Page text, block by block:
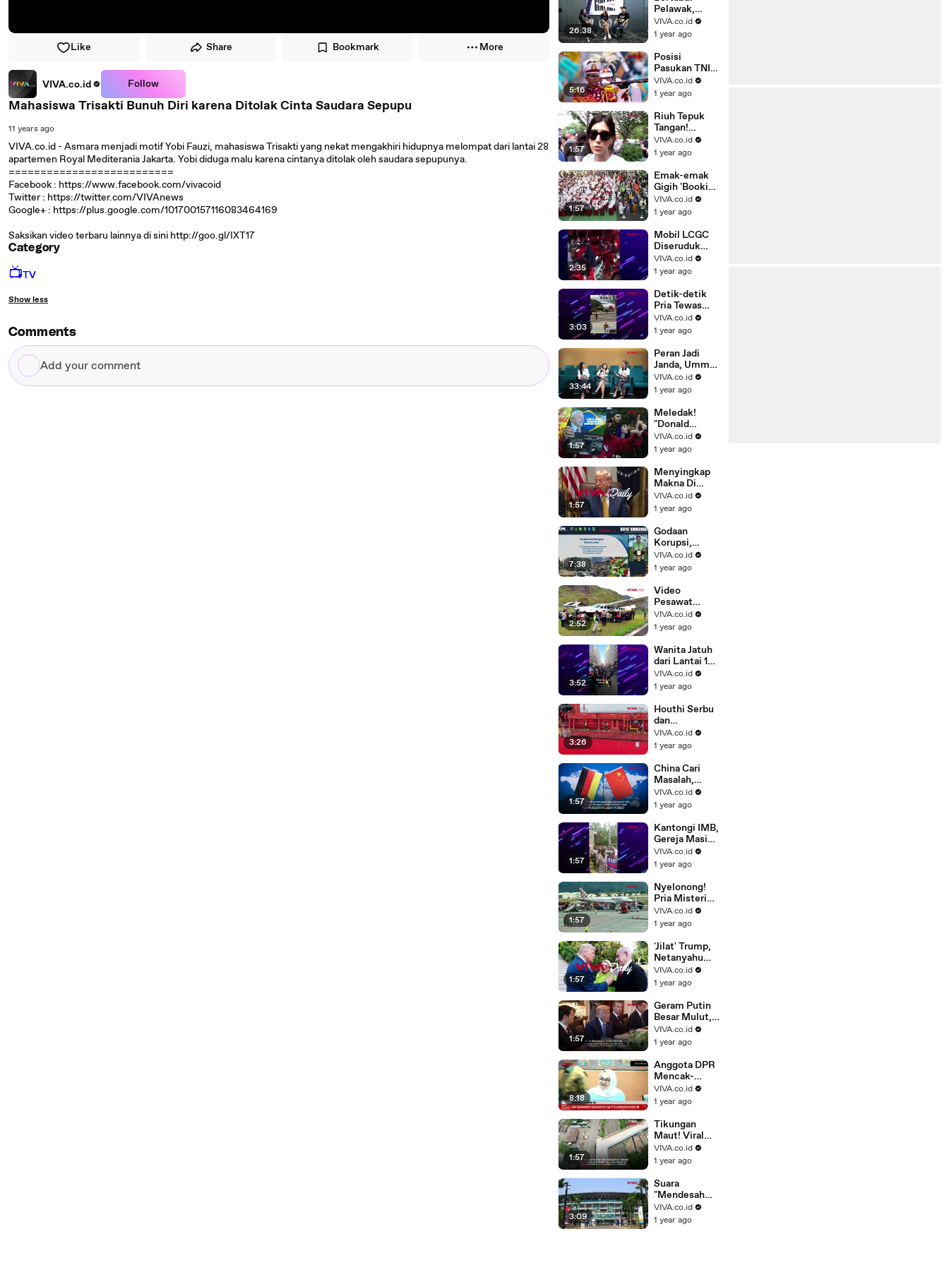
Like Share Bookmark More
VIVA.co.id Follow
Mahasiswa Trisakti Bunuh Diri karena Ditolak Cinta Saudara Sepupu
11 years ago
VIVA.co.id - Asmara menjadi motif Yobi Fauzi, mahasiswa Trisakti yang nekat mengakhiri hidupnya melompat dari lantai 28
apartemen Royal Mediterania Jakarta. Yobi diduga malu karena cintanya ditolak oleh saudara sepupunya.
==========================
Facebook : https://www.facebook.com/vivacoid
Twitter : https://twitter.com/VIVAnews‎
Google+ : https://plus.google.com/101700157116083464169
Saksikan video terbaru lainnya di sini http://goo.gl/IXT17
Category
📺TV
Show less
Comments
Add
your
26:38
Pelawak,
Rachel
Oldham
Renaga
Tahier?
VIVA.co.id
1 year ago
5:16
Posisi
Pasukan TNI
Dalam
Pembuka
2025
VIVA.co.id
1 year ago
1:57
Riuh Tepuk
Tangan!
Gedung
Kemlu AS
Mata Buntut..
VIVA.co.id
1 year ago
1:57
Emak-emak
Gigih 'Booking
Kursi' Paling
Depan Bagi
VIVA.co.id
1 year ago
2:35
Mobil LCGC
Diseruduk
Damkar
Gegara
VIVA.co.id
1 year ago
3:03
Detik-detik
Pria Tewas
Tersedot ke
Mesin
Bandara
VIVA.co.id
1 year ago
33:44
Peran Jadi
Janda, Ummi
Quary Curhat
Tegar Usai
VIVA.co.id
1 year ago
1:57
Meledak!
"Donald
Trump"
Dibakar
Pedemo
VIVA.co.id
1 year ago
1:57
Menyingkap
Makna Di
Balik Foto
Trump Pakai
Superman
VIVA.co.id
1 year ago
7:38
Godaan
Korupsi,
Pramono
Anung selalu
Wajah Cucu
VIVA.co.id
1 year ago
2:52
Video
Pesawat
Pecah Ban
Saat
Bandara Mulia
Papua
VIVA.co.id
1 year ago
3:52
Wanita Jatuh
dari Lantai 19
Gegara Pria
Misterius
VIVA.co.id
1 year ago
3:26
Houthi Serbu
dan
Tenggelamka
n Kapal di
VIVA.co.id
1 year ago
1:57
China Cari
Masalah,
Jerman
Meradang
Laser
VIVA.co.id
1 year ago
1:57
Kantongi IMB,
Gereja Masih
Ditolak Warga
Muslim di
VIVA.co.id
1 year ago
1:57
Nyelonong!
Pria Misterius
Tewas
Tersedot
Pesawat
VIVA.co.id
1 year ago
1:57
'Jilat' Trump,
Netanyahu
Beraksi
Konyol di
VIVA.co.id
1 year ago
1:57
Geram Putin
Besar Mulut,
Trump Bantu
Ukraina
Hidup
VIVA.co.id
1 year ago
8:18
Anggota DPR
Mencak-
mencak
Telkomsel
"Rampas"
Sisa..
VIVA.co.id
1 year ago
1:57
Tikungan
Maut! Viral
Flyover 90
Derajat di
VIVA.co.id
1 year ago
3:09
Suara
"Mendesah
Wanita" Tiba-
Tiba
VIVA.co.id
1 year ago